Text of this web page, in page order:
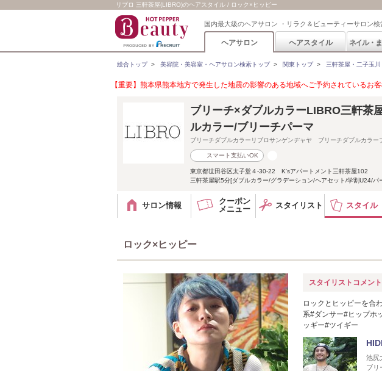
リブロ 三軒茶屋(LIBRO)のヘアスタイル / ロック×ヒッピー
国内最大級のヘアサロン ・リラク＆ビューティーサロン検
ヘアサロン ヘアスタイル ネイル・
総合トップ> 美容院・美容室・ヘアサロン検索トップ> 関東トップ> 三軒茶屋・二子玉
【重要】熊本県熊本地方で発生した地震の影響のある地域へご予約されているお
ブリーチ×ダブルカラーLIBRO三軒
ルカラー/ブリーチパーマ
ブリーチダブルカラーリブロサンゲンヂャヤ ブリーチダブルカラー
スマート支払いOK
東京都世田谷区太子堂４-30-22 K'sアパートメント三軒茶屋102
三軒茶屋駅5分[ダブルカラー/グラデーション/ヘアセット/学割U24/パ
サロン情報
クーポン
メニュー
スタイリスト スタイル
ロック×ヒッピー
スタイリストコメント
ロックとヒッピーを合
系#ダンサー#ヒップホ
ッギー#ツイギー
池尻
ブリ